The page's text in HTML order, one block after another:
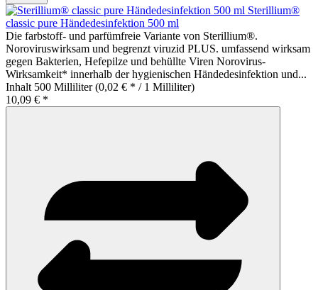
Sterillium®
classic pure Händedesinfektion 500 ml
Die farbstoff- und parfümfreie Variante von Sterillium®.
Noroviruswirksam und begrenzt viruzid PLUS. umfassend wirksam
gegen Bakterien, Hefepilze und behüllte Viren Norovirus-
Wirksamkeit* innerhalb der hygienischen Händedesinfektion und...
Inhalt 500 Milliliter(0,02 € * / 1 Milliliter)
10,09 € *